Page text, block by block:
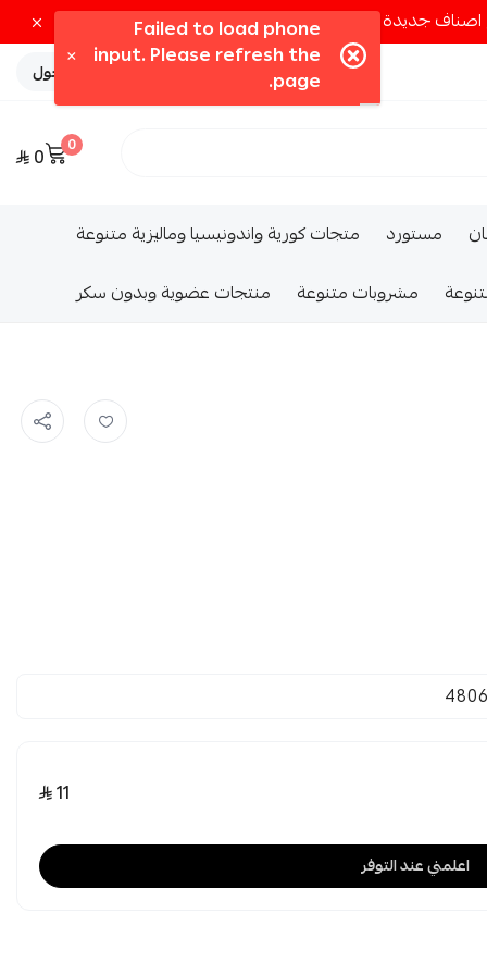
تسجيل الدخول
0
0
مستورد
متجات كورية واندونيسيا وماليزية متنوعة
مشروبات متنوعة منتجات عضوية وبدون سكر
11
اعلمني عند التوفر